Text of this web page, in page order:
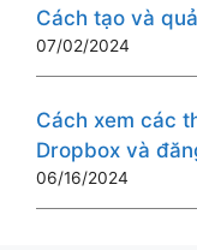
Cách tạo và
07/02/2024
Cách xem các
Dropbox và
06/16/2024